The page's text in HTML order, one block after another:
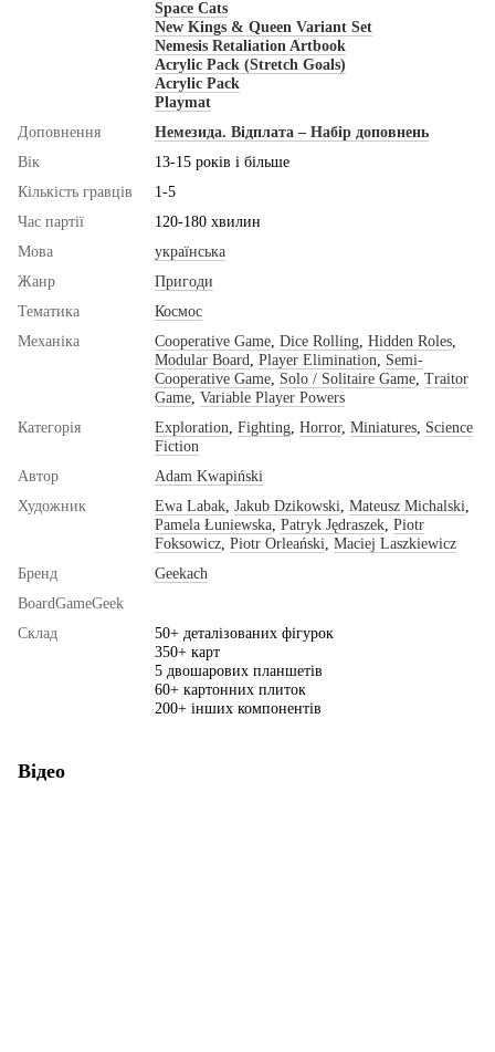
Space Cats
New Kings & Queen Variant Set
Nemesis Retaliation Artbook
Acrylic Pack (Stretch Goals)
Acrylic Pack
Playmat
Доповнення
Немезида. Відплата – Набір доповнень
Вік
13-15 років і більше
Кількість гравців
1-5
Час партії
120-180 хвилин
Мова
українська
Жанр
Пригоди
Тематика
Космос
Механіка
Cooperative Game, Dice Rolling, Hidden Roles,
Modular Board, Player Elimination, Semi-
Cooperative Game, Solo / Solitaire Game, Traitor
Game, Variable Player Powers
Категорія
Exploration, Fighting, Horror, Miniatures, Science
Fiction
Автор
Adam Kwapiński
Художник
Ewa Labak, Jakub Dzikowski, Mateusz Michalski,
Pamela Łuniewska, Patryk Jędraszek, Piotr
Foksowicz, Piotr Orleański, Maciej Laszkiewicz
Бренд
Geekach
BoardGameGeek
Склад
50+ деталізованих фігурок
350+ карт
5 двошарових планшетів
60+ картонних плиток
200+ інших компонентів
Відео